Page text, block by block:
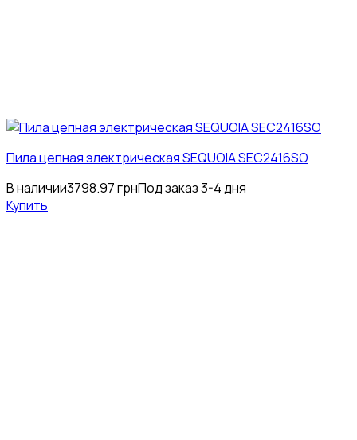
Пила цепная электрическая SEQUOIA SEC2416SO
В наличии3798.97грнПод заказ 3-4 дня
Купить